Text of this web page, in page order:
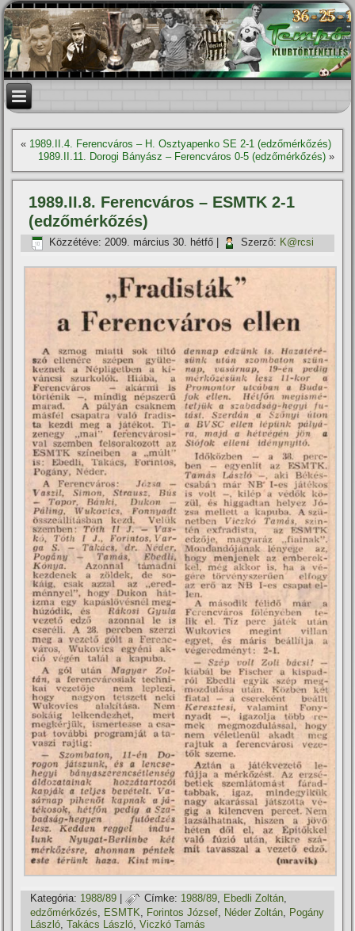
« 1989.II.4. Ferencváros – H. Osztyapenko SE 2-1 (edzőmérkőzés)
1989.II.11. Dorogi Bányász – Ferencváros 0-5 (edzőmérkőzés)»
1989.II.8. Ferencváros – ESMTK 2-1
(edzőmérkőzés)
Közzétéve: 2009. március 30. hétfő Szerző: K@rcsi
Kategória: 1988/89 | Címke: 1988/89, Ebedli Zoltán,
edzőmérkőzés
ESMTK Forintos József Néder Zoltán Pogány
László ,Takács László ,Viczkó Tamás